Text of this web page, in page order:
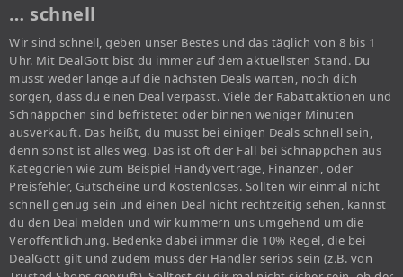
… schnell
Wir sind schnell, geben unser Bestes und das täglich von 8 bis 1
Uhr. Mit DealGott bist du immer auf dem aktuellsten Stand. Du
musst weder lange auf die nächsten Deals warten, noch dich
sorgen, dass du einen Deal verpasst. Viele der Rabattaktionen und
Schnäppchen sind befristetet oder binnen weniger Minuten
ausverkauft. Das heißt, du musst bei einigen Deals schnell sein,
denn sonst ist alles weg. Das ist oft der Fall bei Schnäppchen aus
Kategorien wie zum Beispiel Handyverträge, Finanzen, oder
Preisfehler, Gutscheine und Kostenloses. Sollten wir einmal nicht
schnell genug sein und einen Deal nicht rechtzeitig sehen, kannst
du den Deal melden und wir kümmern uns umgehend um die
Veröffentlichung. Bedenke dabei immer die 10% Regel, die bei
DealGott gilt und zudem muss der Händler seriös sein (z.B. von